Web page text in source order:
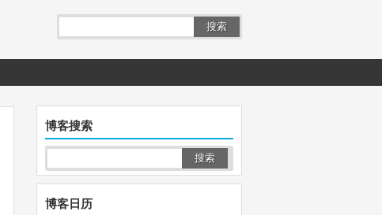
搜索
博客搜索
博客日历